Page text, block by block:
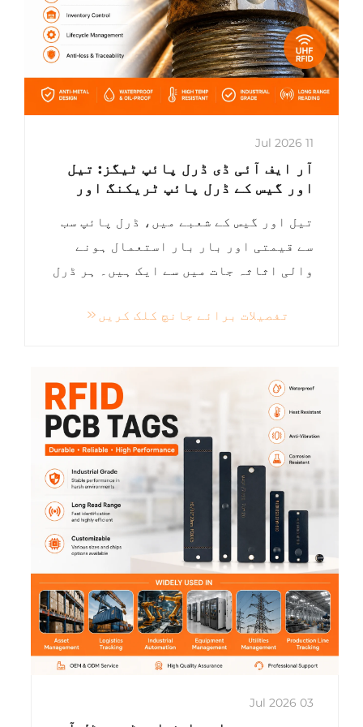
11 Jul 2026
آر ایف آئی ڈی ڈرل پائپ ٹیگز: تیل
اور گیس کے ڈرل پائپ ٹریکنگ اور
تیل اور گیس کے شعبے میں، ڈرل پائپ سب
سے قیمتی اور بار بار استعمال ہونے
والی اثاثہ جات میں سے ایک ہیں۔ ہر ڈرل
اور سخت ماحولیاتی حالات کے تحت بار
تفصیلات برائے جانچ کلک کریں
03 Jul 2026